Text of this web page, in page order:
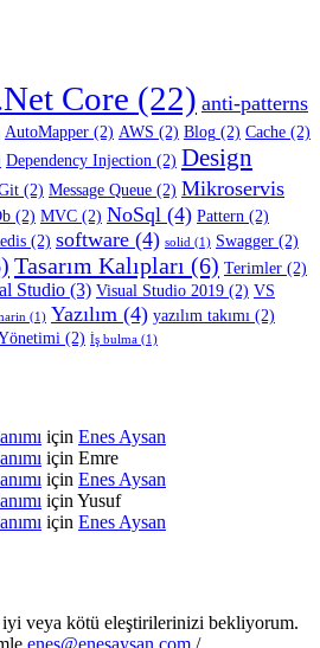
Core (22) anti-patterns
AutoMapper (2) AWS (2) Blog (2) Cache (2)
Dependency Injection (2) Design
(2) Message Queue (2) Mikroservis
(2) MVC (2) NoSql (4) Pattern (2)
(2) software (4) solid (1) Swagger (2)
Tasarım Kalıpları (6) Terimler (2)
Studio (3) Visual Studio 2019 (2) VS
(1) Yazılım (4) yazılım takımı (2)
(2) İş bulma (1)
için Enes Aysan
için Emre
için Enes Aysan
için Yusuf
için Enes Aysan
veya kötü eleştirilerinizi bekliyorum.